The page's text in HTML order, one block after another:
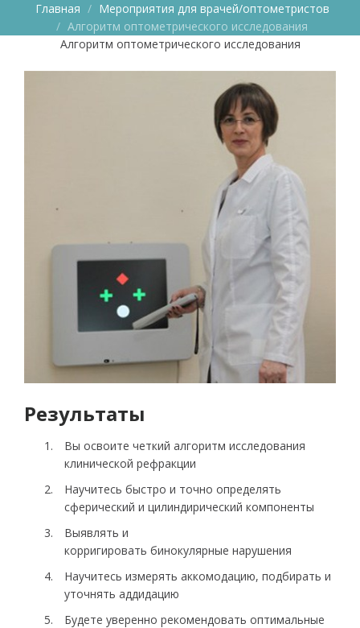
Главная
Мероприятия для врачей/оптометристов
Алгоритм оптометрического исследования
Алгоритм оптометрического исследования
Результаты
Вы освоите четкий алгоритм исследования
клинической рефракции
Научитесь быстро и точно определять
сферический и цилиндирический компоненты
Выявлять и
корригировать бинокулярные нарушения
Научитесь измерять аккомодацию, подбирать и
уточнять аддидацию
Будете уверенно рекомендовать оптимальные